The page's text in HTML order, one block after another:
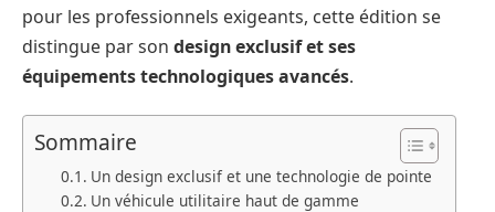
pour les professionnels exigeants, cette édition se
distingue par son design exclusif et ses
équipements technologiques avancés.
Sommaire
Un design exclusif et une technologie de pointe
Un véhicule utilitaire haut de gamme